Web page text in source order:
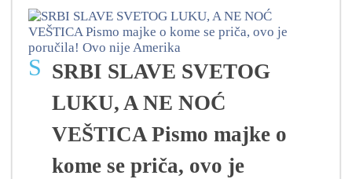
S SRBI SLAVE SVETOG
LUKU, A NE NOĆ
VEŠTICA Pismo majke o
kome se priča, ovo je